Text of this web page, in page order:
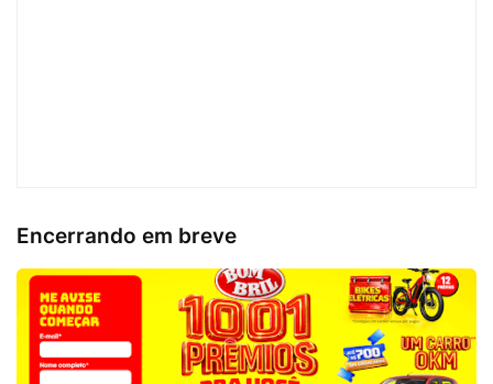
Encerrando em breve